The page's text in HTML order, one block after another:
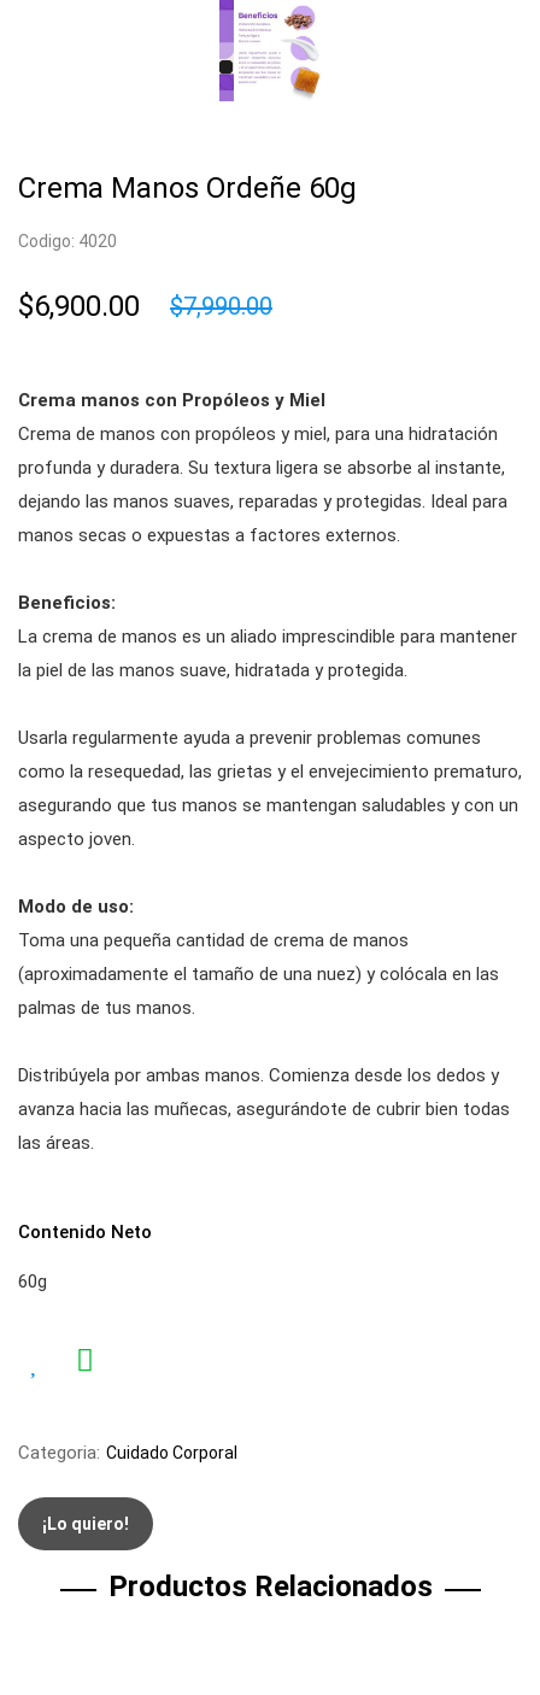
Crema Manos Ordeñe 60g
Codigo: 4020
$6,900.00 $7,990.00
Crema manos con Propóleos y Miel
Crema de manos con propóleos y miel, para una hidratación
profunda y duradera. Su textura ligera se absorbe al instante,
dejando las manos suaves, reparadas y protegidas. Ideal para
manos secas o expuestas a factores externos.
Beneficios:
La crema de manos es un aliado imprescindible para mantener
la piel de las manos suave, hidratada y protegida.
Usarla regularmente ayuda a prevenir problemas comunes
como la resequedad, las grietas y el envejecimiento prematuro,
asegurando que tus manos se mantengan saludables y con un
aspecto joven.
Modo de uso:
Toma una pequeña cantidad de crema de manos
(aproximadamente el tamaño de una nuez) y colócala en las
palmas de tus manos.
Distribúyela por ambas manos. Comienza desde los dedos y
avanza hacia las muñecas, asegurándote de cubrir bien todas
las áreas.
Contenido Neto
60g
Categoria: Cuidado Corporal
¡Lo quiero!
Productos Relacionados